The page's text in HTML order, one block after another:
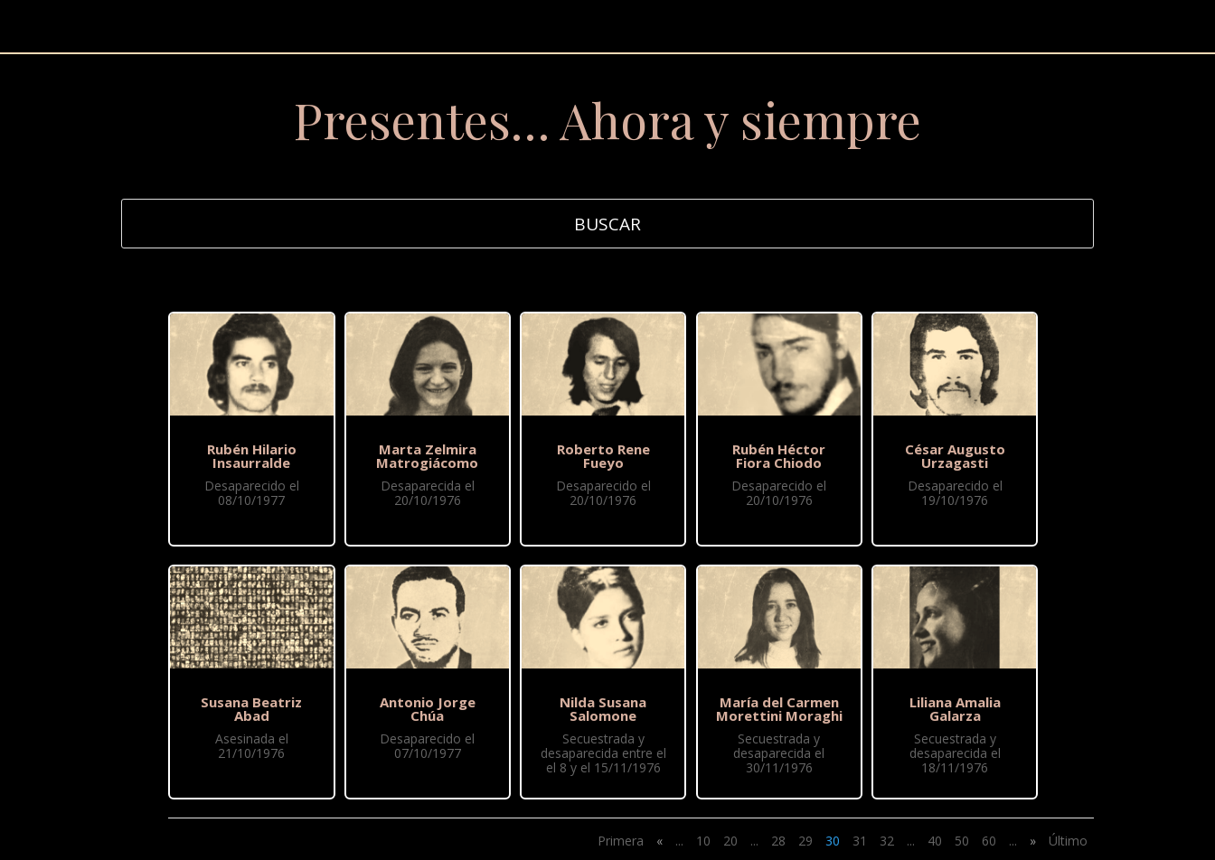
Presentes… Ahora y siempre
Rubén Hilario
Insaurralde
Desaparecido el
08/10/1977
Susana Beatriz
Abad
Asesinada el
21/10/1976
Marta Zelmira
Matrogiácomo
Desaparecida el
20/10/1976
Antonio Jorge
Chúa
Desaparecido el
07/10/1977
Roberto Rene
Fueyo
Desaparecido el
20/10/1976
Nilda Susana
Salomone
Secuestrada y
desaparecida entre el
el 8 y el 15/11/1976
Rubén Héctor
Fiora Chiodo
Desaparecido el
20/10/1976
María del Carmen
Morettini Moraghi
Secuestrada y
desaparecida el
30/11/1976
César Augusto
Urzagasti
Desaparecido el
19/10/1976
Liliana Amalia
Galarza
Secuestrada y
desaparecida el
18/11/1976
Primera « ... 10 20 ... 28 29 30 31 32 ... 40 50 60 ... » Último